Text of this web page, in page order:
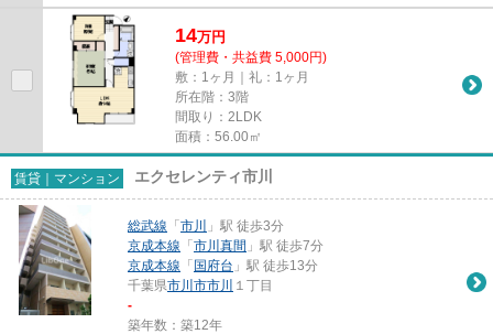
14万円
(管理費・共益費 5,000円)
敷：1ヶ月｜礼：1ヶ月
所在階：3階
間取り：2LDK
面積：56.00㎡
賃貸｜マンション エクセレンティ市川
総武線 「 市川
」駅 徒歩3分
京成本線 「 市川真間 」駅 徒歩7分
京成本線 「 国府台 」駅 徒歩13分
千葉県市川市市川 １丁目
-
築年数：築12年